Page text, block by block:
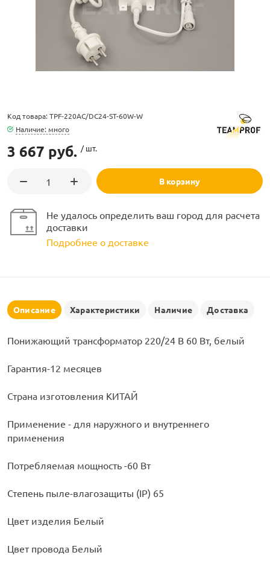
Код товара: TPF-220AC/DC24-ST-60W-W
Наличие: много
3 667 руб. / шт.
В корзину
Не удалось определить ваш город для расчета
доставки
Подробнее о доставке
Описание Характеристики Наличие Доставка
Понижающий трансформатор 220/24 В 60 Вт, белый
Гарантия-12 месяцев
Страна изготовления КИТАЙ
Применение - для наружного и внутреннего
применения
Потребляемая мощность -60 Вт
Степень пыле-влагозащиты (IP) 65
Цвет изделия Белый
Цвет провода Белый